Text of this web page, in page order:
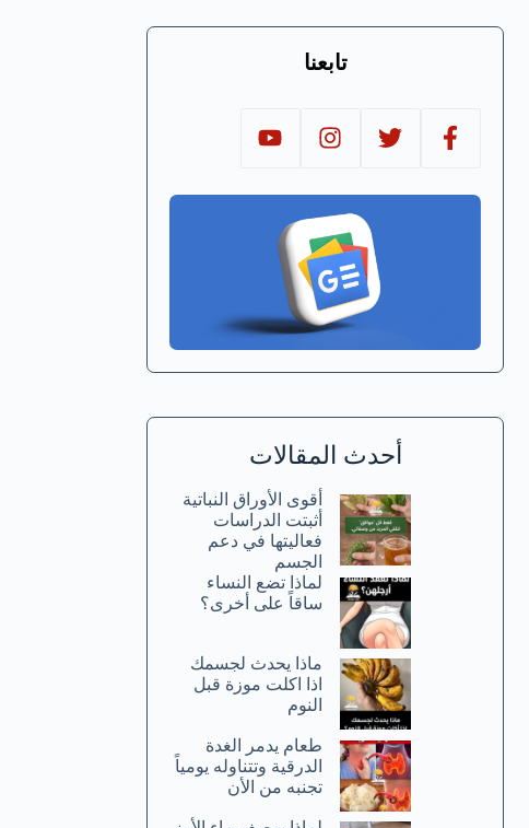
تابعنا
أحدث المقالات
أقوى الأوراق النباتية
أثبتت الدراسات
فعاليتها في دعم
الجسم
لماذا تضع النساء
ساقاً على أخرى؟
ماذا يحدث لجسمك
اذا اكلت موزة قبل
النوم
طعام يدمر الغدة
الدرقية وتتناوله يومياً
تجنبه من الأن